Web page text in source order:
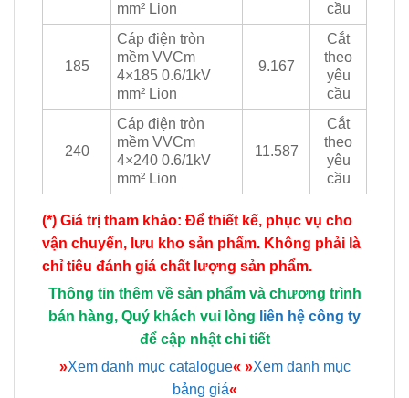
mm² Lion
cầu
185
Cáp điện tròn
mềm VVCm
4×185 0.6/1kV
mm² Lion
9.167
Cắt
theo
yêu
cầu
240
Cáp điện tròn
mềm VVCm
4×240 0.6/1kV
mm² Lion
11.587
Cắt
theo
yêu
cầu
(*) Giá trị tham khảo: Để thiết kế, phục vụ cho
vận chuyển, lưu kho sản phẩm. Không phải là
chỉ tiêu đánh giá chất lượng sản phẩm.
Thông tin thêm về sản phẩm và chương trình
bán hàng, Quý khách vui lòng liên hệ công ty
để cập nhật chi tiết
»Xem danh mục catalogue« »Xem danh mục
bảng giá«